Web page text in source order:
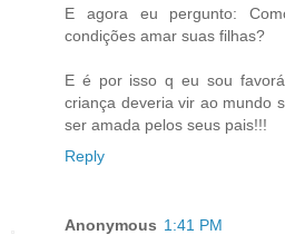
E agora eu pergunto:
condições amar suas filhas?
E é por isso q eu sou
criança deveria vir ao mundo
ser amada pelos seus pais!!!
Reply
Anonymous 1:41 PM